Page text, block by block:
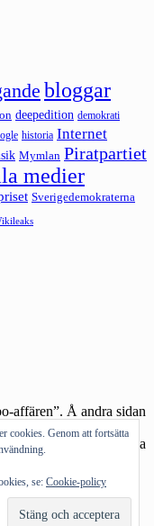
bloggar
deepedition demokrati
historia Internet
Mymlan Piratpartiet
medier
Sverigedemokraterna
affären”. Å andra sidan
är enkla Det
av kommentatorerna
stämpla konstnären
och Silverfisken
cookies. Genom att fortsätta
se: Cookie-policy